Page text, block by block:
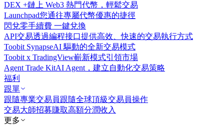
DEX +鏈上 Web3 熱門代幣，輕鬆交易
Launchpad您通往專屬代幣優惠的捷徑
閃兌零手續費 一鍵兌換
API交易透過編程接口提供高效、快速的交易執行方式
Toobit SynapseAI 驅動的全新交易模式
Toobit x TradingView嶄新模式引領市場
Agent Trade KitAI Agent，建立自動化交易策略
福利
跟單
跟隨專業交易員跟隨全球頂級交易員操作
交易大師招募賺取高額分潤收入
更多